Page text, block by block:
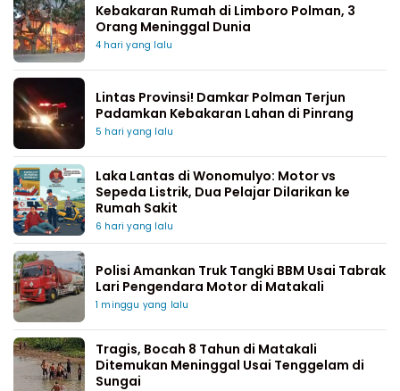
Kebakaran Rumah di Limboro Polman, 3
Orang Meninggal Dunia
4 hari yang lalu
Lintas Provinsi! Damkar Polman Terjun
Padamkan Kebakaran Lahan di Pinrang
5 hari yang lalu
Laka Lantas di Wonomulyo: Motor vs
Sepeda Listrik, Dua Pelajar Dilarikan ke
Rumah Sakit
6 hari yang lalu
Polisi Amankan Truk Tangki BBM Usai Tabrak
Lari Pengendara Motor di Matakali
1 minggu yang lalu
Tragis, Bocah 8 Tahun di Matakali
Ditemukan Meninggal Usai Tenggelam di
Sungai